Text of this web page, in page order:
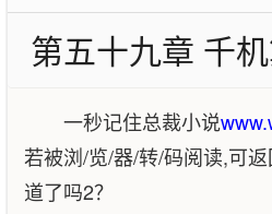
第五十九章 千机
一秒记住总裁小说
若被浏/览/器/转/码阅读,可
道了吗2？